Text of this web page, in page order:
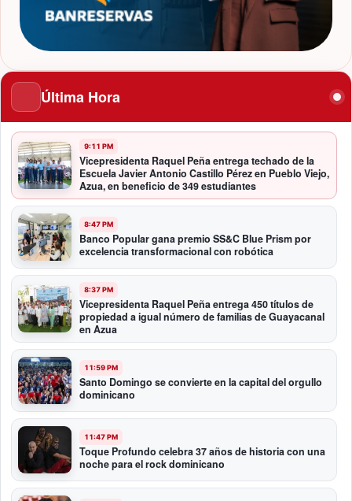
Última Hora
9:11 PM
Vicepresidenta Raquel Peña entrega techado de la
Escuela Javier Antonio Castillo Pérez en Pueblo Viejo,
Azua, en beneficio de 349 estudiantes
8:47 PM
Banco Popular gana premio SS&C Blue Prism por
excelencia transformacional con robótica
8:37 PM
Vicepresidenta Raquel Peña entrega 450 títulos de
propiedad a igual número de familias de Guayacanal
en Azua
11:59 PM
Santo Domingo se convierte en la capital del orgullo
dominicano
11:47 PM
Toque Profundo celebra 37 años de historia con una
noche para el rock dominicano